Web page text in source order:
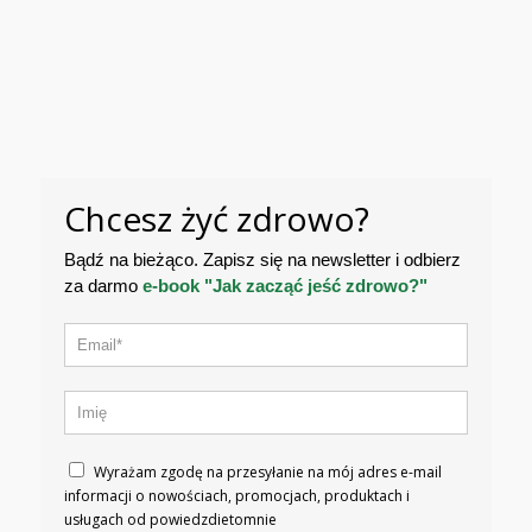
Chcesz żyć zdrowo?
Bądź na bieżąco. Zapisz się na newsletter i odbierz
za darmo e-book "Jak zacząć jeść zdrowo?"
Wyrażam zgodę na przesyłanie na mój adres e-mail
informacji o nowościach, promocjach, produktach i
usługach od powiedzdietomnie